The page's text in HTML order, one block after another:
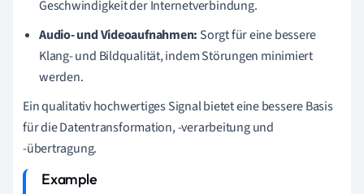
Geschwindigkeit der Internetverbindung.
Audio- und Videoaufnahmen: Sorgt für eine bessere
Klang- und Bildqualität, indem Störungen minimiert
werden.
Ein qualitativ hochwertiges Signal bietet eine bessere Basis
für die Datentransformation, -verarbeitung und
-übertragung.